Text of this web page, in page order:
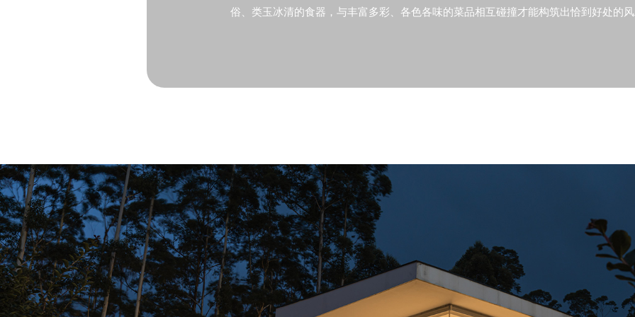
俗、类玉冰清的食器，与丰富多彩、各色各味的菜品相互碰撞才能构筑出恰到好处的